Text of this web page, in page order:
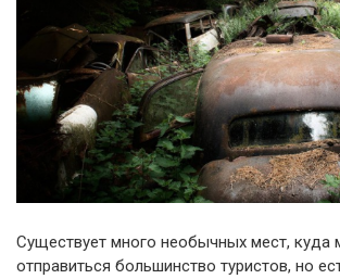
Существует много необычных мест, куда
отправиться большинство туристов, но